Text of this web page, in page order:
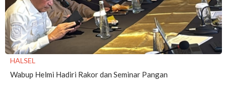
HALSEL
Wabup Helmi Hadiri Rakor dan Seminar Pangan